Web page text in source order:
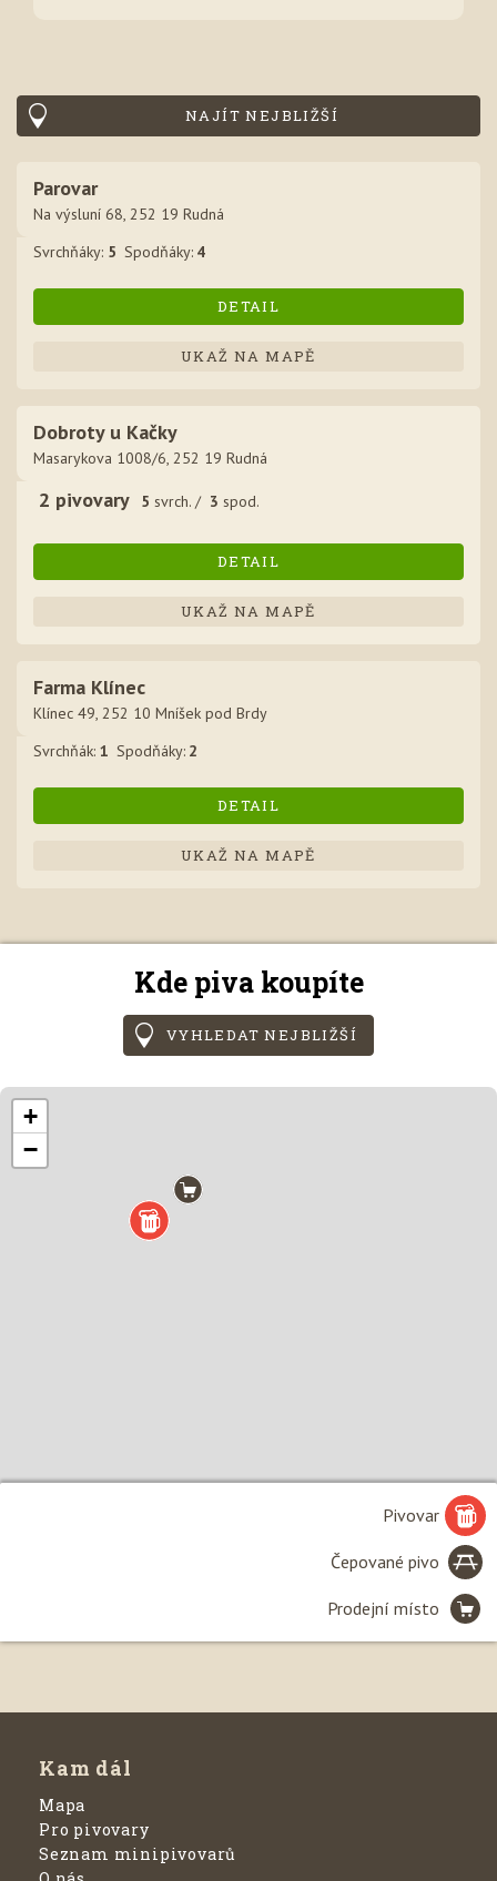
Kde piva koupíte
VYHLEDAT NEJBLIŽŠÍ
+
−
Pivovar
Čepované pivo
Prodejní místo
NAJÍT NEJBLIŽŠÍ
Parovar
Na výsluní 68, 252 19 Rudná
Svrchňáky: 5 Spodňáky: 4
UKAŽ NA MAPĚ
DETAIL
Dobroty u Kačky
Masarykova 1008/6, 252 19 Rudná
2 pivovary 5 svrch. / 3 spod.
UKAŽ NA MAPĚ
DETAIL
Farma Klínec
Klínec 49, 252 10 Mníšek pod Brdy
Svrchňák: 1 Spodňáky: 2
UKAŽ NA MAPĚ
DETAIL
Kam dál
Mapa
Pro pivovary
Seznam minipivovarů